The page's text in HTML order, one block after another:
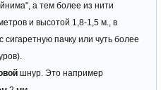
а тем более из нити
и высотой 1,8-1,5 м., в
пачку или чуть более
шнур. Это например